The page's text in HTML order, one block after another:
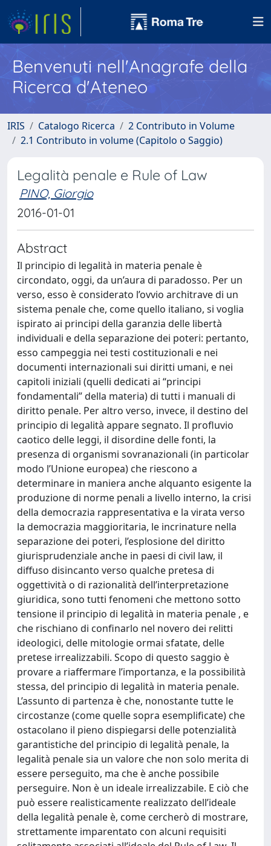
Benvenuti nell'Anagrafe della
Ricerca d'Ateneo
IRIS Catalogo Ricerca
2 Contributo in Volume
2.1 Contributo in volume (Capitolo o Saggio)
Legalità penale e Rule of Law
PINO, Giorgio
2016-01-01
Abstract
Il principio di legalità in materia penale è
circondato, oggi, da un’aura di paradosso. Per un
verso, esso è considerato l’ovvio architrave di un
sistema penale che, come quello italiano, si voglia
ispirato ai principi della garanzia delle libertà
individuali e della separazione dei poteri: pertanto,
esso campeggia nei testi costituzionali e nei
documenti internazionali sui diritti umani, e nei
capitoli iniziali (quelli dedicati ai “principi
fondamentali” della materia) di tutti i manuali di
diritto penale. Per altro verso, invece, il destino del
principio di legalità appare segnato. Il profluvio
caotico delle leggi, il disordine delle fonti, la
presenza di organismi sovranazionali (in particolar
modo l’Unione europea) che riescono a
determinare in maniera anche alquanto esigente la
produzione di norme penali a livello interno, la crisi
della democrazia rappresentativa e la virata verso
la democrazia maggioritaria, le incrinature nella
separazione dei poteri, l’esplosione del diritto
giurisprudenziale anche in paesi di civil law, il
diffuso disincanto verso qualche pretesa di
oggettività o di razionalità dell’interpretazione
giuridica, sono tutti fenomeni che mettono sotto
tensione il principio di legalità in materia penale , e
che rischiano di confinarlo nel novero dei relitti
ideologici, delle mitologie ormai sfatate, delle
pretese irrealizzabili. Scopo di questo saggio è
provare a riaffermare l’importanza, e la possibilità
stessa, del principio di legalità in materia penale.
L’assunto di partenza è che, nonostante tutte le
circostanze (come quelle sopra esemplificate) che
ostacolano il pieno dispiegarsi delle potenzialità
garantistiche del principio di legalità penale, la
legalità penale sia un valore che non solo merita di
essere perseguito, ma che è anche possibile
perseguire. Non è un ideale irrealizzabile. E ciò che
può essere realisticamente realizzato dell’ideale
della legalità penale è, come cercherò di mostrare,
strettamente imparentato con alcuni requisiti